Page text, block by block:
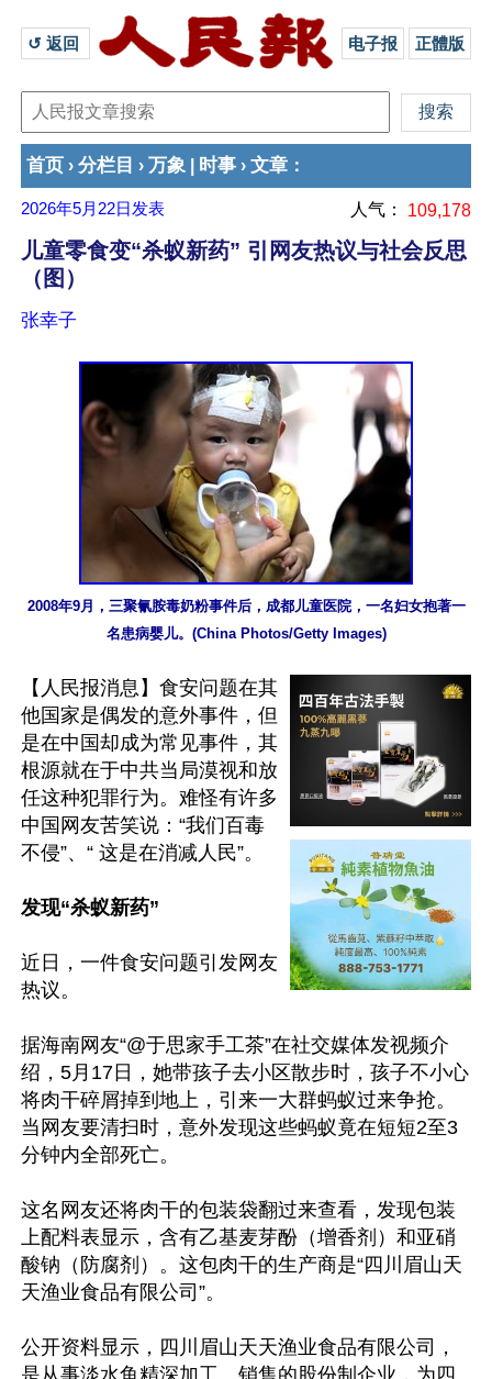
↺ 返回 电子报 正體版
首页 › 分栏目 › 万象 时事 › 文章 ：
2026年5月22日 发表 人气： 109,178
儿童零食变“杀蚁新药” 引网友热议与社会反思
（图）
张幸子
2008年9月，三聚氰胺毒奶粉事件后，成都儿童医院，一名妇女抱著一
名患病婴儿。(China Photos/Getty Images)
【人民报消息】食安问题在其
他国家是偶发的意外事件，但
是在中国却成为常见事件，其
根源就在于中共当局漠视和放
任这种犯罪行为。难怪有许多
中国网友苦笑说：“我们百毒
不侵”、“ 这是在消减人民”。
发现“杀蚁新药”
近日，一件食安问题引发网友
热议。
据海南网友“@于思家手工茶”在社交媒体发视频介
绍，5月17日，她带孩子去小区散步时，孩子不小心
将肉干碎屑掉到地上，引来一大群蚂蚁过来争抢。
当网友要清扫时，意外发现这些蚂蚁竟在短短2至3
分钟内全部死亡。
这名网友还将肉干的包装袋翻过来查看，发现包装
上配料表显示，含有乙基麦芽酚（增香剂）和亚硝
酸钠（防腐剂）。这包肉干的生产商是“四川眉山天
天渔业食品有限公司”。
公开资料显示，四川眉山天天渔业食品有限公司，
是从事淡水鱼精深加工、销售的股份制企业，为四